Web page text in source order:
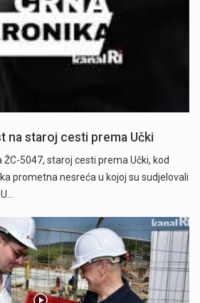
na staroj cesti prema Učki
ŽC-5047, staroj cesti prema Učki, kod
prometna nesreća u kojoj su sudjelovali